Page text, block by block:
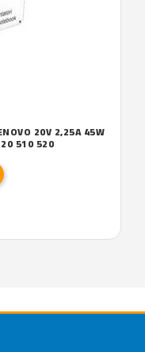
20V 2,25A 45W
510 520